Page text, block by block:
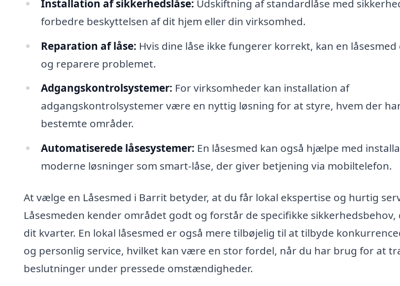
Installation af sikkerhedslåse: Udskiftning af standardlåse med
forbedre beskyttelsen af dit hjem eller din virksomhed.
Reparation af låse: Hvis dine låse ikke fungerer korrekt, kan en
og reparere problemet.
Adgangskontrolsystemer: For virksomheder kan installation af
adgangskontrolsystemer være en nyttig løsning for at styre, hvem der
bestemte områder.
Automatiserede låsesystemer: En låsesmed kan også hjælpe med
moderne løsninger som smart-låse, der giver betjening via mobiltelefon.
At vælge en Låsesmed i Barrit betyder, at du får lokal ekspertise og hurtig
Låsesmeden kender området godt og forstår de specifikke
dit kvarter. En lokal låsesmed er også mere tilbøjelig til at tilbyde
og personlig service, hvilket kan være en stor fordel, når du har brug for at
beslutninger under pressede omstændigheder.